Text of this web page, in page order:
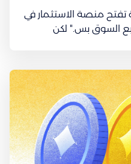
منصة الاستثمار في
اليوم؟ بيرد عليك وبيقول: "أتابع السوق بس." لكن
الأعصاب Wolfram Schultz واحدة من أشهر الدراسات